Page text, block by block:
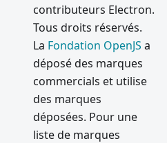
contributeurs Electron.
Tous droits réservés.
La Fondation OpenJS a
déposé des marques
commercials et utilise
des marques
déposées. Pour une
liste de marques